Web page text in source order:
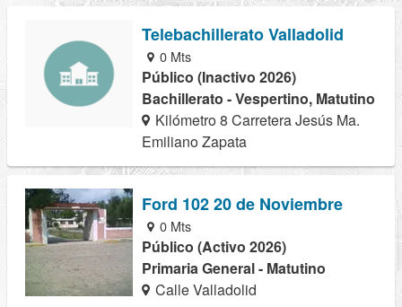
Telebachillerato Valladolid
0 Mts
Público (Inactivo 2026)
Bachillerato - Vespertino, Matutino
Kilómetro 8 Carretera Jesús Ma.
Emiliano Zapata
Ford 102 20 de Noviembre
0 Mts
Público (Activo 2026)
Primaria General - Matutino
Calle Valladolid